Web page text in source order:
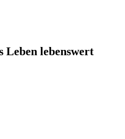
Leben lebenswert